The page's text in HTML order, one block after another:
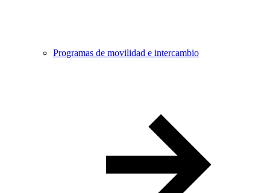
Programas de movilidad e intercambio